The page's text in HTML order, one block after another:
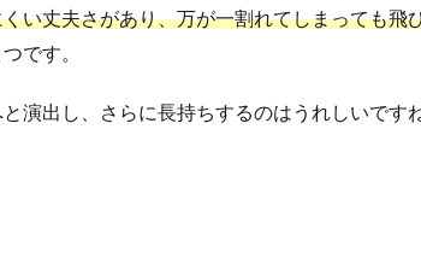
い丈夫さがあり、万が一割れてしまっても飛
です。
演出し、さらに長持ちするのはうれしいですね